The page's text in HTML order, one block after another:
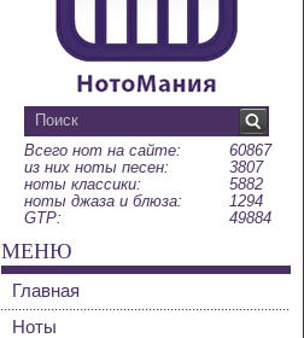
Всего нот на сайте:
60867
из них ноты песен:
3807
ноты классики:
5882
ноты джаза и блюза:
1294
GTP:
49884
МЕНЮ
Главная
Ноты